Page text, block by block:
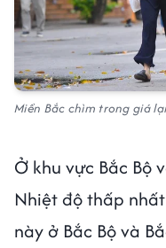
Miền Bắc chìm trong giá
Ở khu vực Bắc Bộ
Nhiệt độ thấp
này ở Bắc Bộ và